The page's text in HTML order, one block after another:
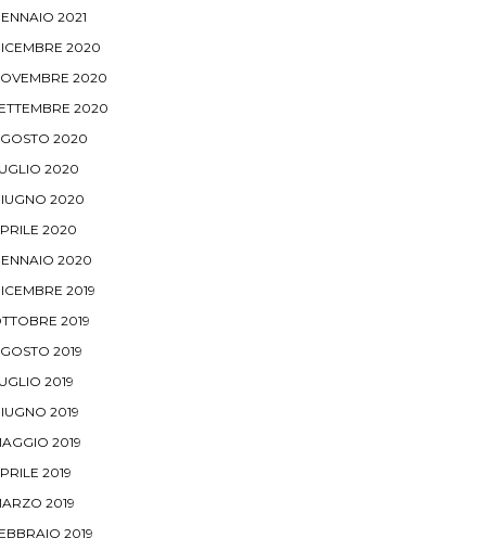
2021
2020
2020
2020
2020
2020
2020
2020
2020
2019
2019
2019
2019
2019
2019
2019
2019
2019